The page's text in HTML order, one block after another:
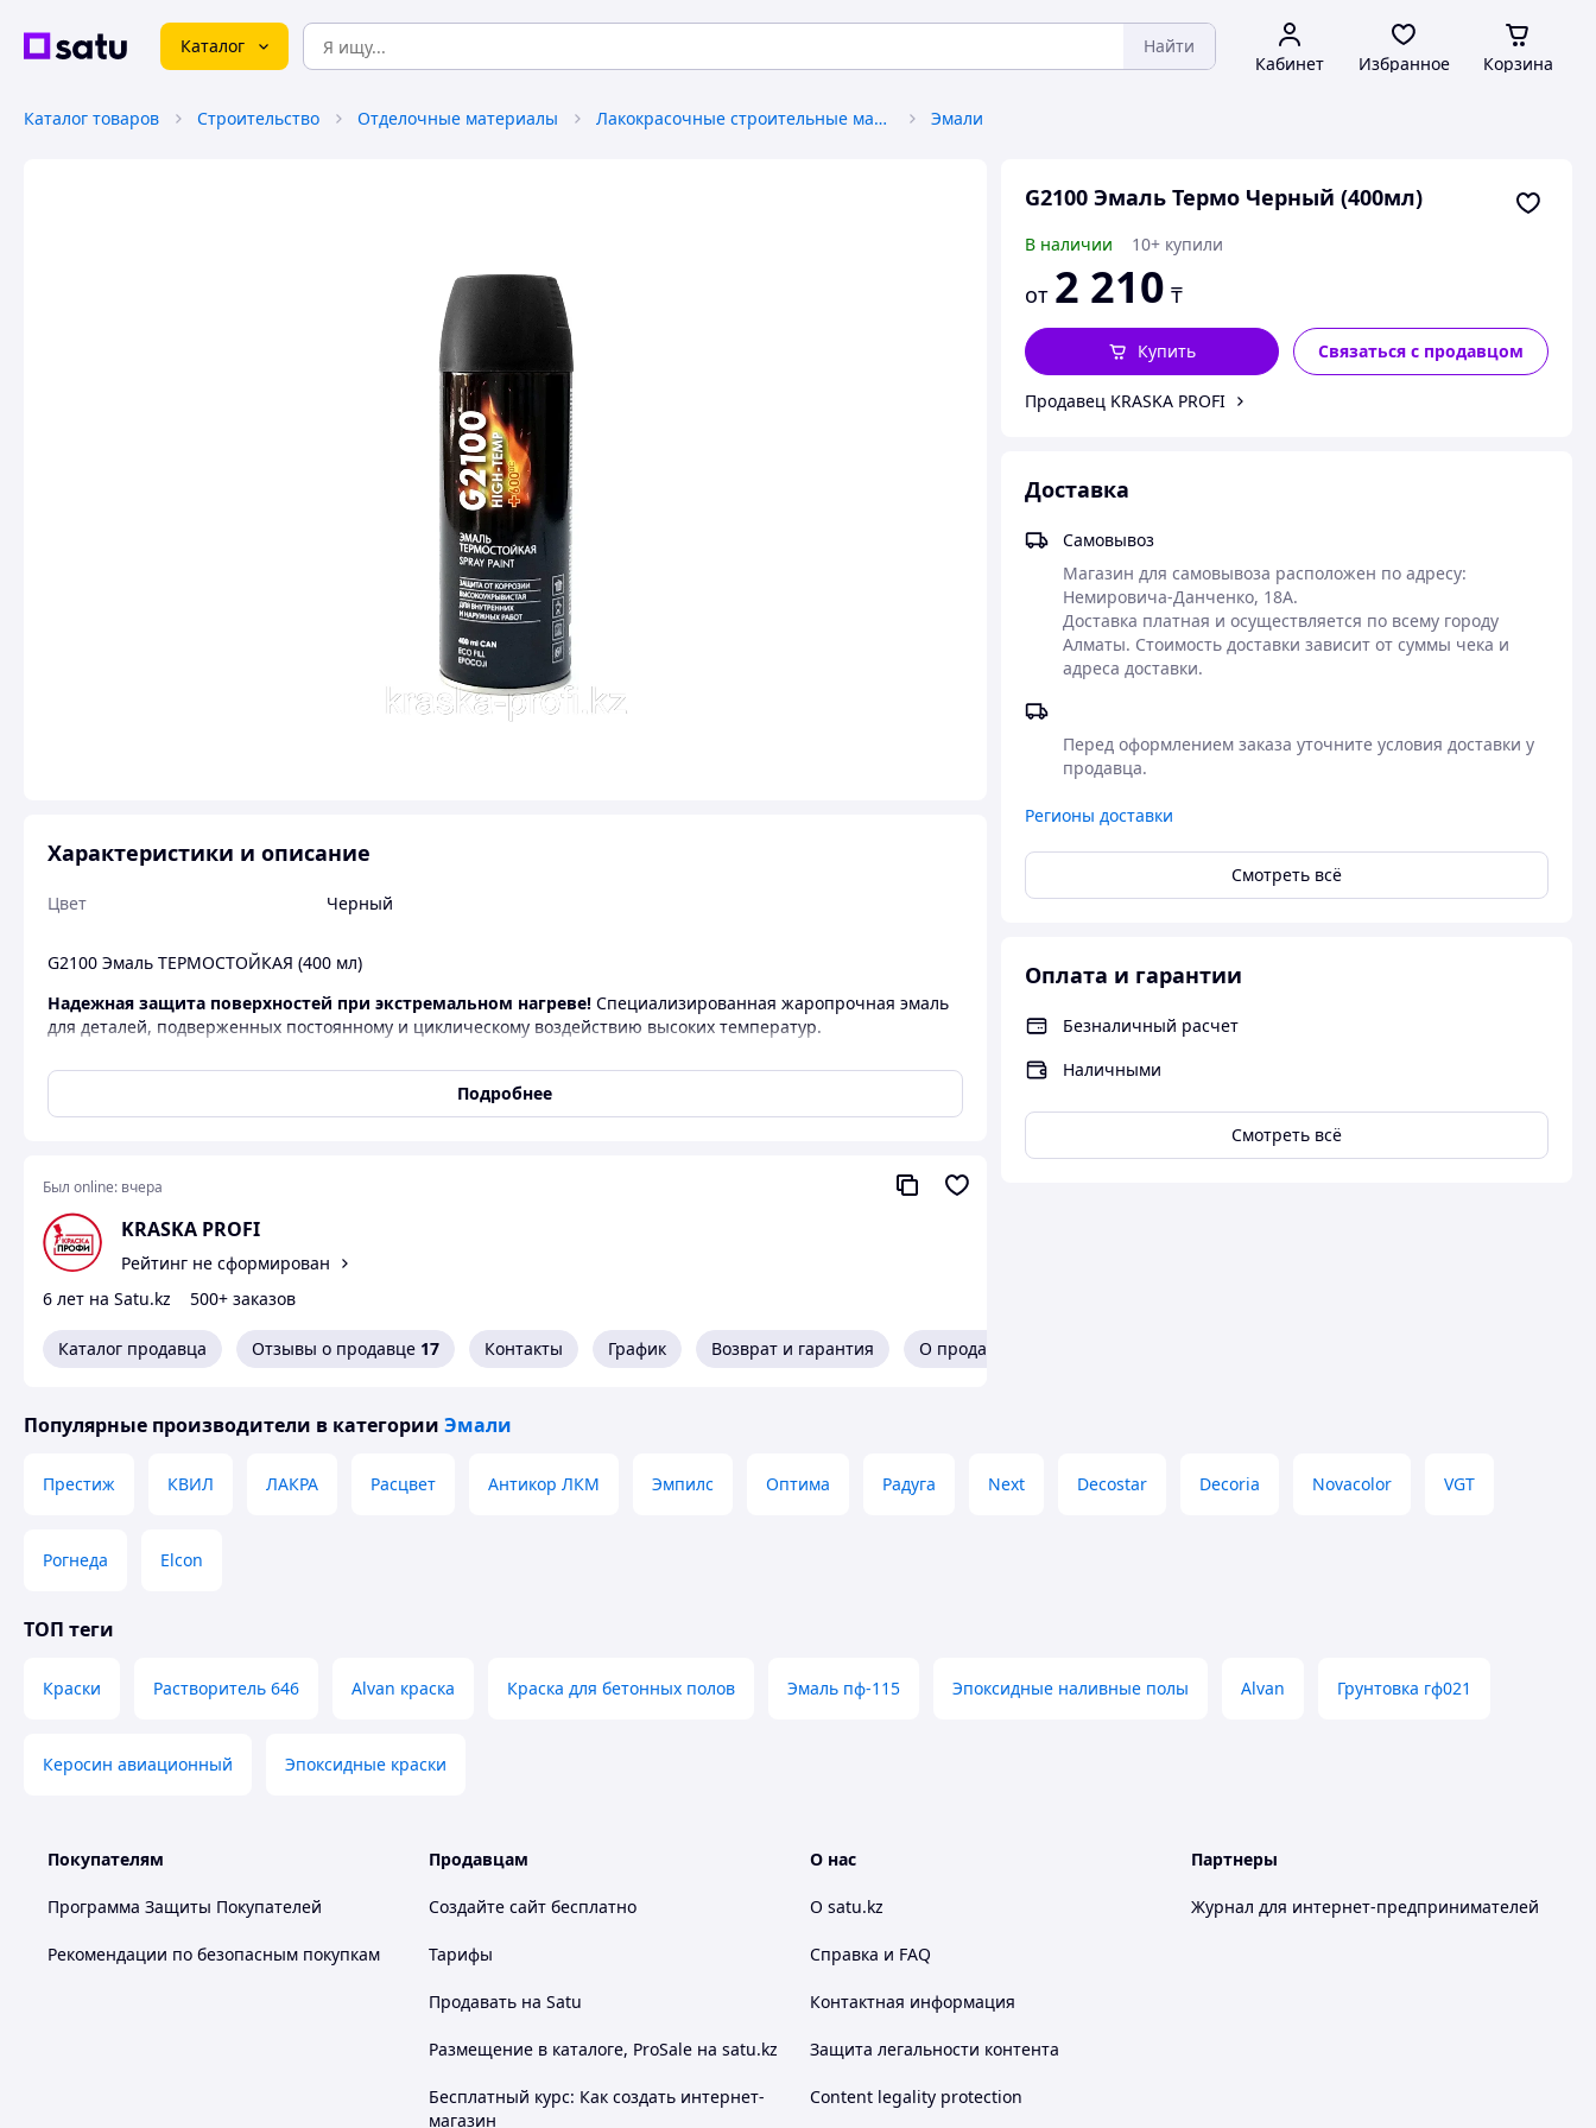
Каталог Найти
Кабинет Избранное Корзина
Каталог товаров Строительство Отделочные материалы Лакокрасочные строительные материалы Эмали
G2100 Эмаль Термо Черный (400мл)
В наличии 10+ купили
от 2 210 ₸
Купить Связаться с продавцом
Продавец KRASKA PROFI
Доставка
Самовывоз
Магазин для самовывоза расположен по адресу:
Немировича-Данченко, 18А.
Доставка платная и осуществляется по всему городу
Алматы. Стоимость доставки зависит от суммы чека и
адреса доставки.
Перед оформлением заказа уточните условия доставки у
продавца.
Регионы доставки
Смотреть всё
Оплата и гарантии
Безналичный расчет
Наличными
Смотреть всё
Характеристики и описание
Цвет Черный
G2100 Эмаль ТЕРМОСТОЙКАЯ (400 мл)
Надежная защита поверхностей при экстремальном нагреве! Специализированная жаропрочная эмаль
для деталей, подверженных постоянному и циклическому воздействию высоких температур.
+600°C, не выгорает и не трескается.
·
Область применения:
Выхлопные системы, блоки двигателя, тормозные суппорты.
Важно:Окончательная прочность покрытия достигается при первом прогреве детали до +180–200°
Подробнее
Был online: вчера
KRASKA PROFI
Рейтинг не сформирован
6 лет на Satu.kz
500+ заказов
Каталог продавца Отзывы о продавце 17 Контакты График Возврат и гарантия О продавце
Популярные производители в категории Эмали
Престиж КВИЛ ЛАКРА Расцвет Антикор ЛКМ Эмпилс Оптима Радуга Next Decostar Decoria Novacolor VGT
Рогнеда Elcon
ТОП теги
Краски Растворитель 646 Alvan краска Краска для бетонных полов Эмаль пф-115 Эпоксидные наливные полы Alvan Грунтовка гф021
Керосин авиационный Эпоксидные краски
Покупателям
Программа Защиты Покупателей
Рекомендации по безопасным покупкам
Продавцам
Создайте сайт бесплатно
Тарифы
Продавать на Satu
Размещение в каталоге, ProSale на satu.kz
Бесплатный курс: Как создать интернет-
магазин
О нас
О satu.kz
Справка и FAQ
Контактная информация
Защита легальности контента
Content legality protection
Партнеры
Журнал для интернет-предпринимателей